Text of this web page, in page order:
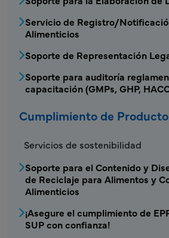
Servicio de Registro/
Alimenticios
Soporte de Representación
Soporte para auditoría
capacitación (GMPs, GHP,
Cumplimiento de
FDS - Menú de
Servicios de sostenibilidad
Soporte para el Contenido y
de Reciclaje para Alimentos y
Alimenticios
¡Asegure el cumplimiento de
SUP con confianza!